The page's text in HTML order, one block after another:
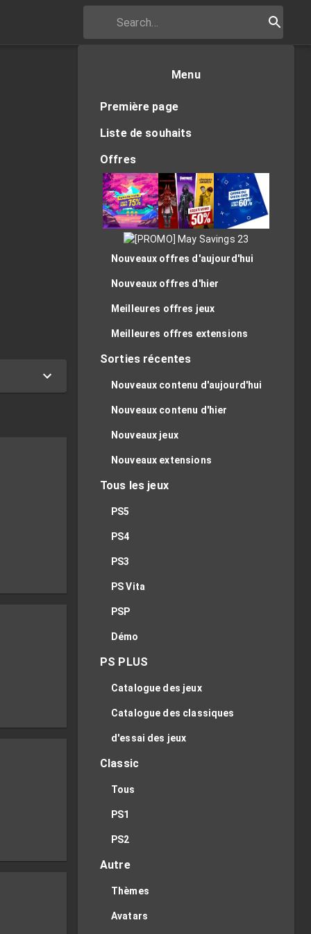
Menu
Première page
Liste de souhaits
Offres
Nouveaux offres d'aujourd'hui
Nouveaux offres d'hier
Meilleures offres jeux
Meilleures offres extensions
Sorties récentes
Nouveaux contenu d'aujourd'hui
Nouveaux contenu d'hier
Nouveaux jeux
Nouveaux extensions
Tous les jeux
PS5
PS4
PS3
PS Vita
PSP
Démo
PS PLUS
Catalogue des jeux
Catalogue des classiques
d'essai des jeux
Classic
Tous
PS1
PS2
Autre
Thèmes
Avatars